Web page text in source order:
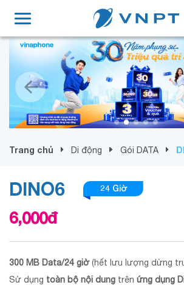
Trang chủ Di động Gói DATA
DINO6 24 Giờ
6,000đ
300 MB Data/24 giờ(hết lưu lượng dừng
Sử dụng toàn bộ nội dung trên ứng dụng